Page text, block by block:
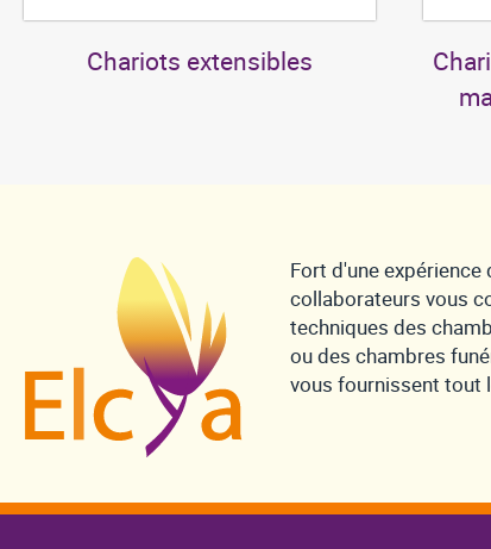
Chariots extensibles
Fort d'une
collaborateurs vous
techniques des
ou des chambres
vous fournissent tout